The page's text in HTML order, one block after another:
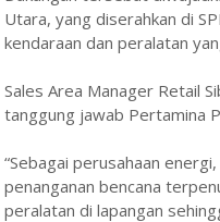
Utara, yang diserahkan di
kendaraan dan peralatan
Sales Area Manager Retail
tanggung jawab Pertamina
“Sebagai perusahaan
penanganan bencana
peralatan di lapangan